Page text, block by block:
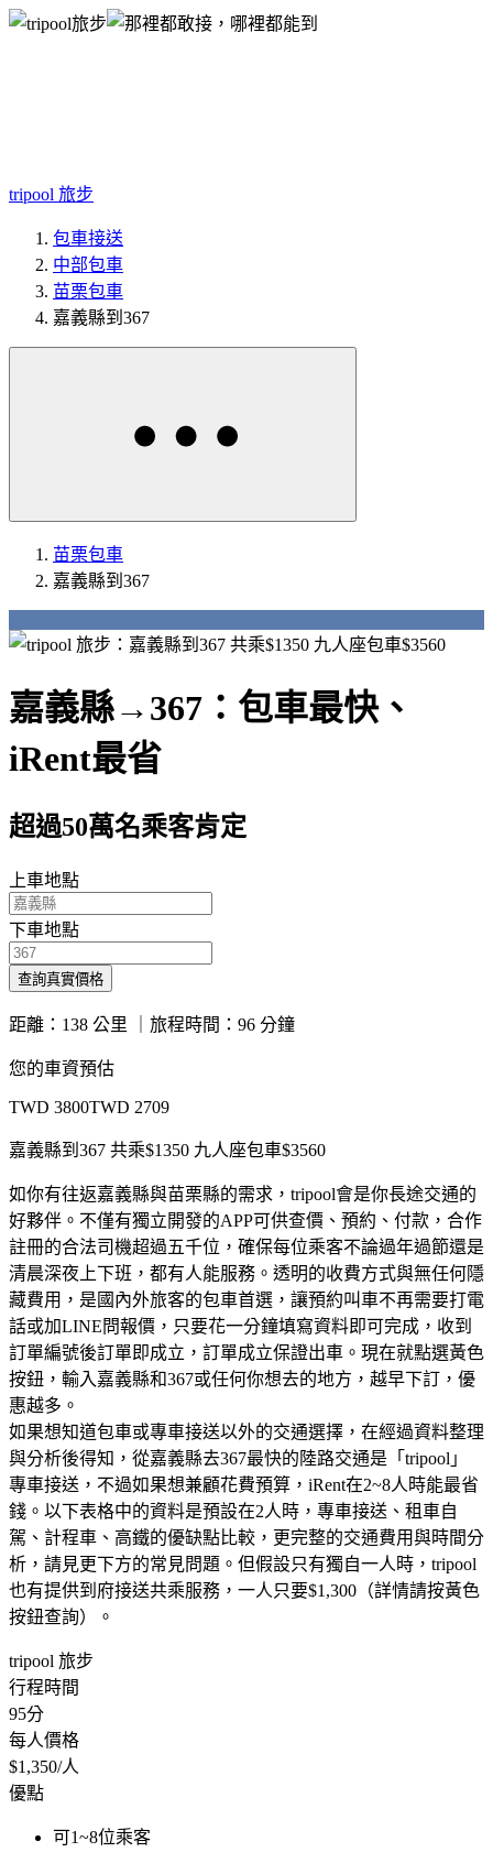
tripool 旅步
包車接送
中部包車
苗栗包車
嘉義縣到367
苗栗包車
嘉義縣到367
嘉義縣→367：包車最快、
iRent最省
超過50萬名乘客肯定
上車地點
下車地點
查詢真實價格
距離 ： 138 公里 旅程時間 ： 96 分鐘
您的車資預估
TWD 3800TWD 2709
嘉義縣到367 共乘$1350 九人座包車$3560
如你有往返嘉義縣與苗栗縣的需求，tripool會是你長途交通的
好夥伴。不僅有獨立開發的APP可供查價、預約、付款，合作
註冊的合法司機超過五千位，確保每位乘客不論過年過節還是
清晨深夜上下班，都有人能服務。透明的收費方式與無任何隱
藏費用，是國內外旅客的包車首選，讓預約叫車不再需要打電
話或加LINE問報價，只要花一分鐘填寫資料即可完成，收到
訂單編號後訂單即成立，訂單成立保證出車。現在就點選黃色
按鈕，輸入嘉義縣和367或任何你想去的地方，越早下訂，優
惠越多。
如果想知道包車或專車接送以外的交通選擇，在經過資料整理
與分析後得知，從嘉義縣去367最快的陸路交通是「tripool」
專車接送，不過如果想兼顧花費預算，iRent在2~8人時能最省
錢。以下表格中的資料是預設在2人時，專車接送、租車自
駕、計程車、高鐵的優缺點比較，更完整的交通費用與時間分
析，請見更下方的常見問題。但假設只有獨自一人時，tripool
也有提供到府接送共乘服務，一人只要$1,300（詳情請按黃色
按鈕查詢）。
tripool 旅步
行程時間
95分
每人價格
$1,350/人
優點
可1~8位乘客